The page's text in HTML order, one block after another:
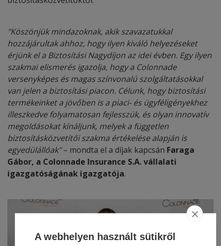
"Köszönjük mindazoknak, akik szavazatukkal
hozzájárultak ahhoz, hogy ilyen kiváló helyezéseket
érjünk el a Biztosítási Nagydíjon az idei évben. Egy ilyen
szakmai elismerés igazolja, hogy a Colonnade
versenyképes és magas színvonalú szolgáltatásokkal
van jelen a biztosítási piacon. Célunk, hogy biztosítási
termékeinket a jövőben is a piaci- és ügyféligényekhez
illeszkedve folyamatosan fejlesszük, és olyan innovatív
megoldásokat kínáljunk, melyek a független
biztosításközvetítői szakma értékelése alapján is
egyedülállóak"– mondta el a díjak kapcsán Faraga
Gábor, a Colonnade Insurance S.A. vállalati
igazgatóságának igazgatója.
A webhelyen használt sütikről